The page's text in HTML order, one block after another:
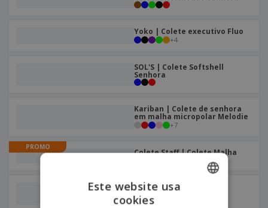
Yoko | Colete executivo Fluo
+4
SOL'S | Colete Softshell
Senhora
Kariban | Colete de senhora
em malha micropolar Melodie
+7
PROMO
Colete Staff | Colete Malha
Russell Europe | Colete
Softshelll Gilet
Este website usa
cookies